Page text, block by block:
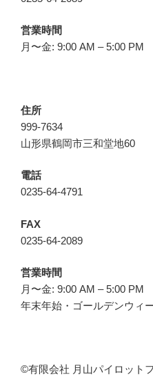
営業時間
月〜金: 9:00 AM – 5:00 PM
住所
999-7634
山形県鶴岡市三和堂地60
電話
0235-64-4791
FAX
0235-64-2089
営業時間
月〜金: 9:00 AM – 5:00 PM
年末年始・ゴールデンウィ
©︎有限会社 月山パイロット